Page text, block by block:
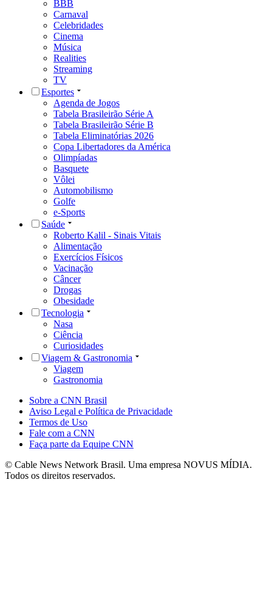
BBB
Carnaval
Celebridades
Cinema
Música
Realities
Streaming
TV
Esportes
Agenda de Jogos
Tabela Brasileirão Série A
Tabela Brasileirão Série B
Tabela Eliminatórias 2026
Copa Libertadores da América
Olimpíadas
Basquete
Vôlei
Automobilismo
Golfe
e-Sports
Saúde
Roberto Kalil - Sinais Vitais
Alimentação
Exercícios Físicos
Vacinação
Câncer
Drogas
Obesidade
Tecnologia
Nasa
Ciência
Curiosidades
Viagem & Gastronomia
Viagem
Gastronomia
Sobre a CNN Brasil
Aviso Legal e Política de Privacidade
Termos de Uso
Fale com a CNN
Faça parte da Equipe CNN
© Cable News Network Brasil. Uma empresa NOVUS MÍDIA.
Todos os direitos reservados.